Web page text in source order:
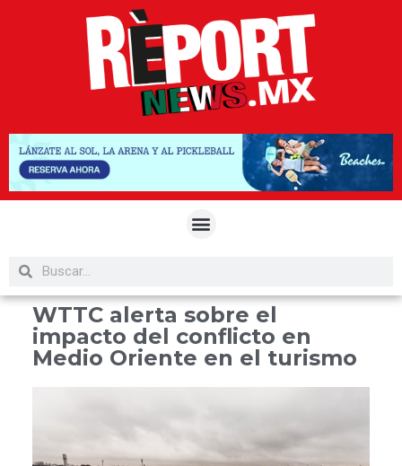
WTTC alerta sobre el
impacto del conflicto en
Medio Oriente en el turismo